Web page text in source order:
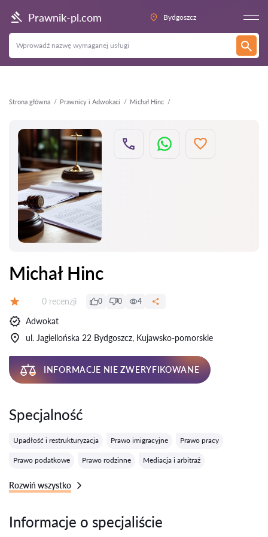
Prawnik-pl.com Bydgoszcz
Strona główna Prawnicy i Adwokaci Michał Hinc
Wstecz
Michał Hinc
Recenzji:
0 recenzji 0 0 4
Adwokat
ul. Jagiellońska 22 Bydgoszcz, Kujawsko-pomorskie
INFORMACJE NIE ZWERYFIKOWANE
Specjalność
Upadłość i restrukturyzacja Prawo imigracyjne Prawo pracy
Prawo podatkowe Prawo rodzinne Mediacja i arbitraż
Rozwiń wszystko
Informacje o specjaliście